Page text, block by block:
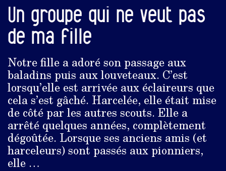
Un groupe qui ne veut pas
de ma fille
Notre fille a adoré son passage aux
baladins puis aux louveteaux. C’est
lorsqu’elle est arrivée aux éclaireurs que
cela s’est gâché. Harcelée, elle était mise
de côté par les autres scouts. Elle a
arrêté quelques années, complètement
dégoûtée. Lorsque ses anciens amis (et
harceleurs) sont passés aux pionniers,
elle …